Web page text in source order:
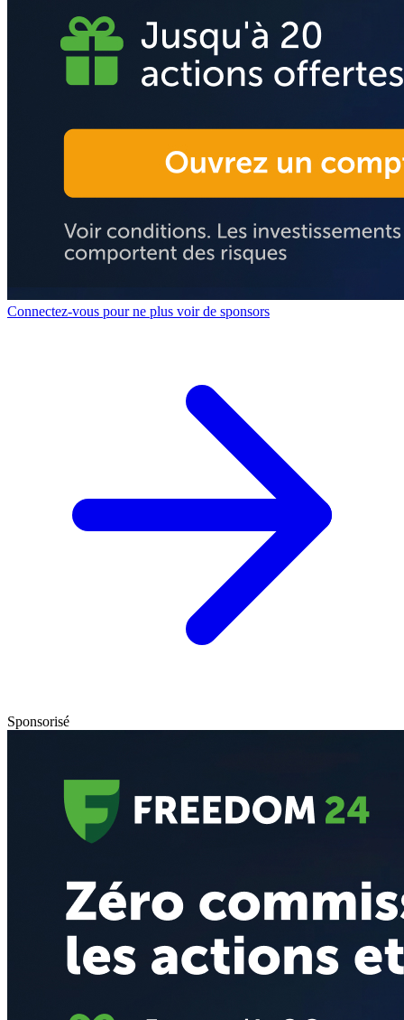
Connectez-vous pour ne plus voir de sponsors
Sponsorisé